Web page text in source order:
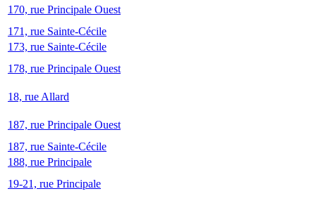
170, rue Principale Ouest
171, rue Sainte-Cécile
173, rue Sainte-Cécile
178, rue Principale Ouest
18, rue Allard
187, rue Principale Ouest
187, rue Sainte-Cécile
188, rue Principale
19-21, rue Principale